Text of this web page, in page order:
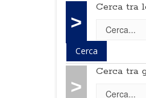
>
Cerca tra
>
Cerca tra